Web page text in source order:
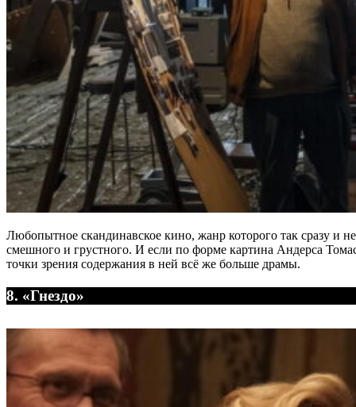
Любопытное скандинавское кино, жанр которого так сразу и
смешного и грустного. И если по форме картина Андерса
точки зрения содержания в ней всё же больше драмы.
8. «Гнездо»